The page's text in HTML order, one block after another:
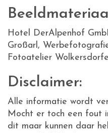
Hotel DerAlpenhof
Großarl,
Fotoatelier
Disclaimer:
Alle informatie wordt
Mocht er toch een fout
dit maar kunnen daar